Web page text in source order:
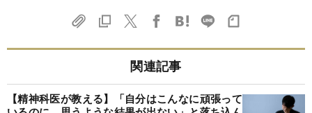
関連記事
【精神科医が教える】「自分はこんなに頑張って